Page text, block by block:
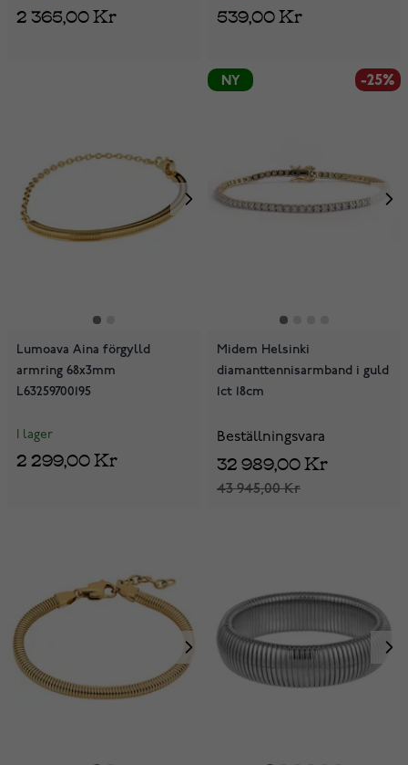
2 365,00 Kr 539,00 Kr
Lumoava Aina förgylld
armring 68x3mm
L63259700195
I lager
2 299,00 Kr
NY -25%
Midem Helsinki
diamanttennisarmband i guld
1ct 18cm
Beställningsvara
43 945,00 Kr
32 989,00 Kr